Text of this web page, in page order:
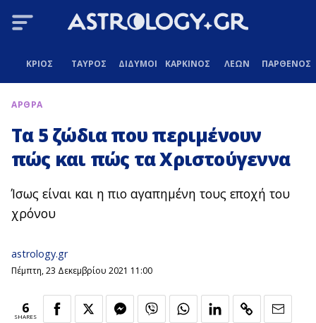
ΚΡΙΟΣ ΤΑΥΡΟΣ ΔΙΔΥΜΟΙ ΚΑΡΚΙΝΟΣ ΛΕΩΝ ΠΑΡΘΕΝΟΣ
ΑΡΘΡΑ
Τα 5 ζώδια που περιμένουν
πώς και πώς τα Χριστούγεννα
Ίσως είναι και η πιο αγαπημένη τους εποχή του
χρόνου
astrology.gr
Πέμπτη, 23 Δεκεμβρίου 2021 11:00
6
SHARES